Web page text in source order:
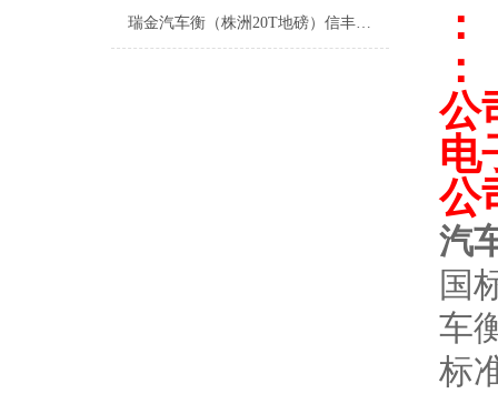
瑞金汽车衡（株洲20T地磅）信丰轴重仪）宁都汽车地磅）新余3T吊秤维修
：
：
公
电
公
汽
国
车
标